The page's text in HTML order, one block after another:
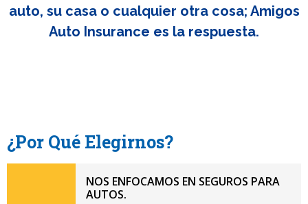
auto, su casa o cualquier otra cosa; Amigos
Auto Insurance es la respuesta.
¿Por Qué Elegirnos?
NOS ENFOCAMOS EN SEGUROS PARA
AUTOS.